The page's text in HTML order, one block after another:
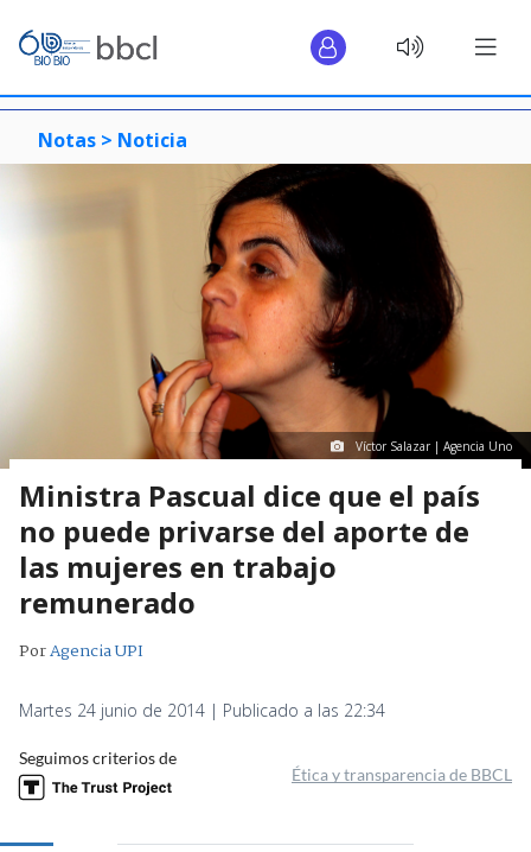
Notas > Noticia
Víctor Salazar | Agencia Uno
Ministra Pascual dice que el país
no puede privarse del aporte de
las mujeres en trabajo
remunerado
PorAgencia UPI
Martes 24 junio de 2014 | Publicado a las 22:34
Seguimos criterios de
Ética y transparencia de BBCL